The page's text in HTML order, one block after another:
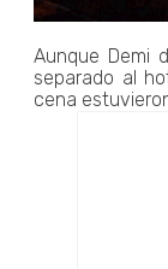
Aunque Demi
separado al
cena